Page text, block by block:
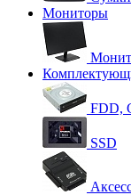
Мониторы
FDD,
SSD